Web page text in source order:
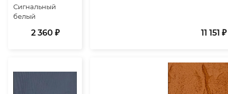
Сигнальный
белый
2 360 ₽ 11 151 ₽